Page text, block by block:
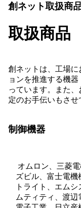
創ネット取扱商
取扱商品
創ネットは、工場
ョンを推進する機
っています。また
定のお手伝いもさせ
制御機器
オムロン、三菱
ズビル、富士電
トライト、エム
ムティティ、渡